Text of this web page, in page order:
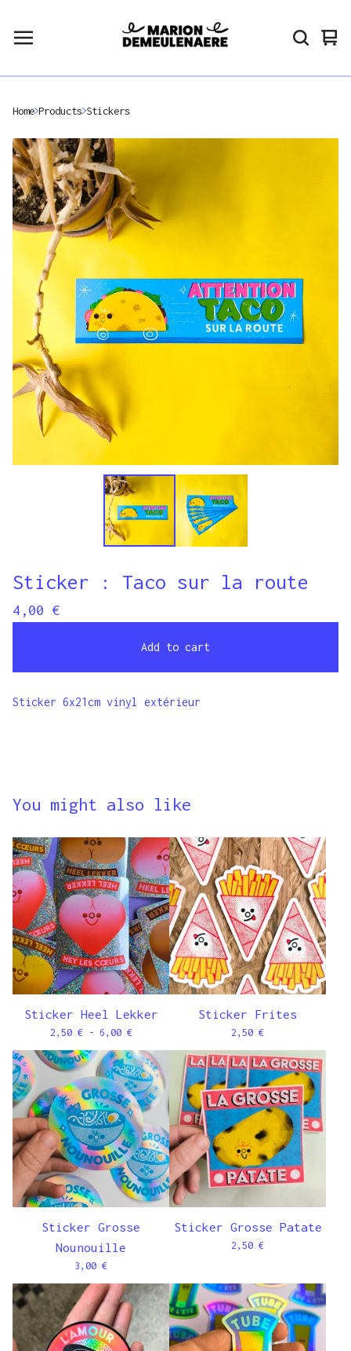
0
Home Products Stickers
Sticker : Taco sur la route
4,00 €
Add to cart
Sticker 6x21cm vinyl extérieur
You might also like
Sticker Heel Lekker
2,50 €- 6,00 €
Sticker Frites
2,50 €
Sticker Grosse
Nounouille
3,00 €
Sticker Grosse Patate
2,50 €